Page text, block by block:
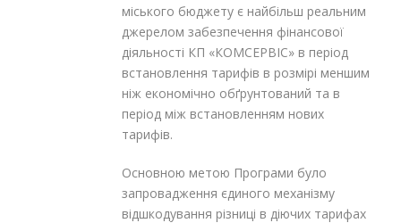
міського бюджету є найбільш реальним
джерелом забезпечення фінансової
діяльності КП «КОМСЕРВІС» в період
встановлення тарифів в розмірі меншим
ніж економічно обґрунтований та в
період між встановленням нових
тарифів.
Основною метою Програми було
запровадження єдиного механізму
відшкодування різниці в діючих тарифах